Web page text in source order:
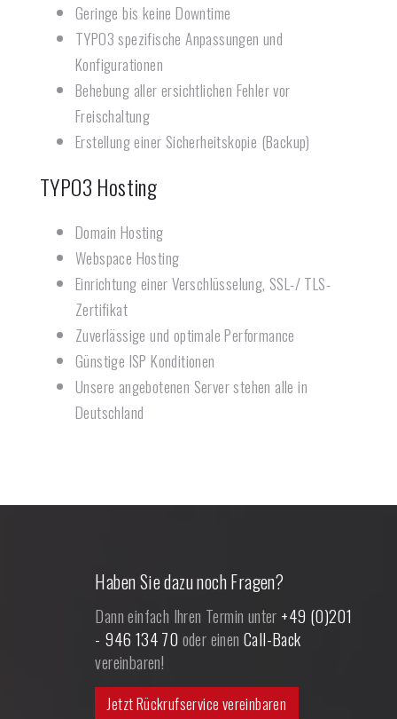
Geringe bis keine Downtime
TYPO3 spezifische Anpassungen und
Konfigurationen
Behebung aller ersichtlichen Fehler vor
Freischaltung
Erstellung einer Sicherheitskopie (Backup)
TYPO3 Hosting
Domain Hosting
Webspace Hosting
Einrichtung einer Verschlüsselung, SSL-/ TLS-
Zertifikat
Zuverlässige und optimale Performance
Günstige ISP Konditionen
Unsere angebotenen Server stehen alle in
Deutschland
Haben Sie dazu noch Fragen?
Dann einfach Ihren Termin unter +49 (0)201
- 946 134 70 oder einen Call-Back
vereinbaren!
Jetzt Rückrufservice vereinbaren